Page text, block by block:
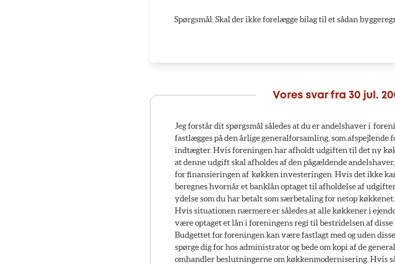
Spørgsmål: Skal der ikke forelægge bilag til et sådan
Vores svar fra 30 jul.
Jeg forstår dit spørgsmål således at du er andelshaver i
fastlægges på den årlige generalforsamling, som afspejlende
indtægter. Hvis foreningen har afholdt udgiften til det ny
at denne udgift skal afholdes af den pågældende
for finansieringen af køkken investeringen. Hvis det ikke
beregnes hvornår et banklån optaget til afholdelse af
ydelse som du har betalt som særbetaling for netop køkkenet.
Hvis situationen nærmere er således at alle køkkener i
være optaget et lån i foreningens regi til bestridelsen af disse
Budgettet for foreningen kan være fastlagt med og uden
spørge dig for hos administrator og bede om kopi af de
omhandler beslutningerne om køkkenmodernisering. Hvis